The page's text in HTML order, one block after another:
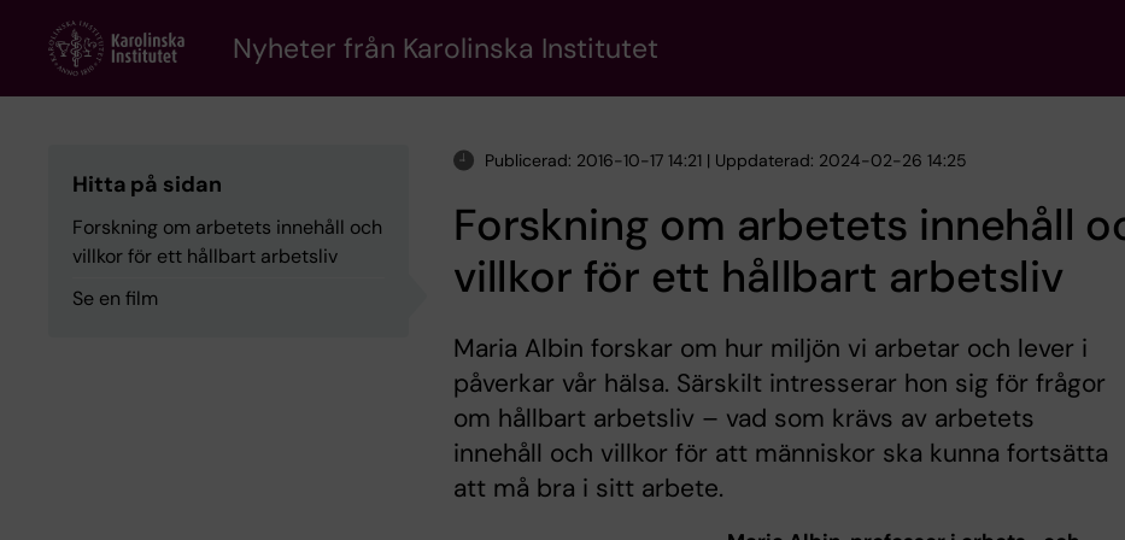
content
Nyheter från Karolinska Institutet
Hitta på sidan
Forskning om arbetets innehåll och
villkor för ett hållbart arbetsliv
Se en film
Publicerad: 2016-10-17 14:21 | Uppdaterad: 2024-02-26 14:25
Forskning om arbetets innehåll
villkor för ett hållbart arbetsliv
Maria Albin forskar om hur miljön vi arbetar och lever i
påverkar vår hälsa. Särskilt intresserar hon sig för frågor
om hållbart arbetsliv – vad som krävs av arbetets
innehåll och villkor för att människor ska kunna fortsätta
att må bra i sitt arbete.